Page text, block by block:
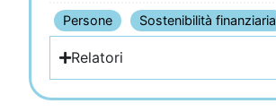
Persone Sostenibilità finanziaria
Relatori